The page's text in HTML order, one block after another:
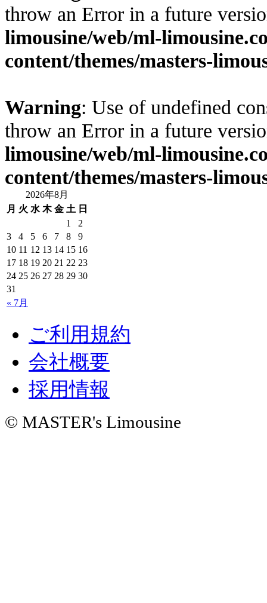
throw an Error in a future
limousine/web/ml-
content/themes/masters-
Warning: Use of undefined
throw an Error in a future
limousine/web/ml-
content/themes/masters-
2026年8月
月 火 水 木 金 土 日
« 7月
1
2
3
4 5 6 7 8
9
10 11 12 13 14 15 16
17 18 19 20 21 22 23
24 25 26 27 28 29 30
31
ご利用規約
会社概要
採用情報
© MASTER's Limousine